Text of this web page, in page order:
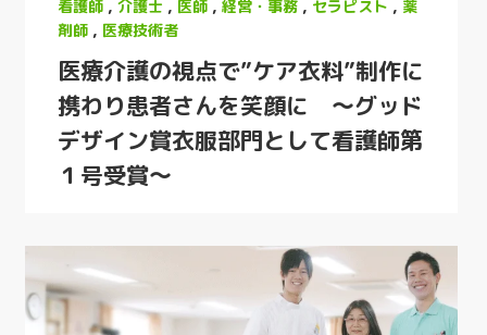
看護師 , 介護士 , 医師 , 経営・事務 , セラピスト , 薬
剤師 , 医療技術者
医療介護の視点で”ケア衣料”制作に
携わり患者さんを笑顔に 〜グッド
デザイン賞衣服部門として看護師第
１号受賞〜